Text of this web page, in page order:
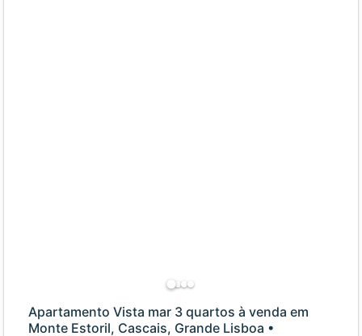
Apartamento Vista mar 3 quartos à venda em
Monte Estoril, Cascais, Grande Lisboa •